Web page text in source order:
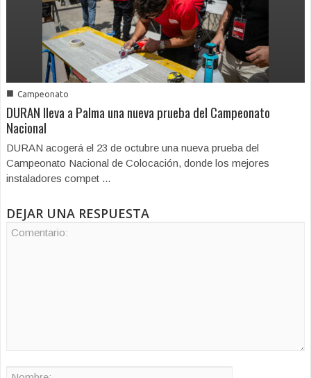
■ Campeonato
DURAN lleva a Palma una nueva prueba del Campeonato
Nacional
DURAN acogerá el 23 de octubre una nueva prueba del
Campeonato Nacional de Colocación, donde los mejores
instaladores compet ...
DEJAR UNA RESPUESTA